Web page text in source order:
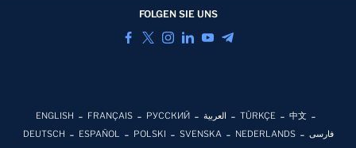
FOLGEN SIE UNS
ENGLISH FRANÇAIS РУССКИЙ العربية TÜRKÇE
中文
DEUTSCH
ESPAÑOL POLSKI SVENSKA NEDERLANDS فارسی